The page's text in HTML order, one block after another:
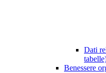
Dati
Benessere